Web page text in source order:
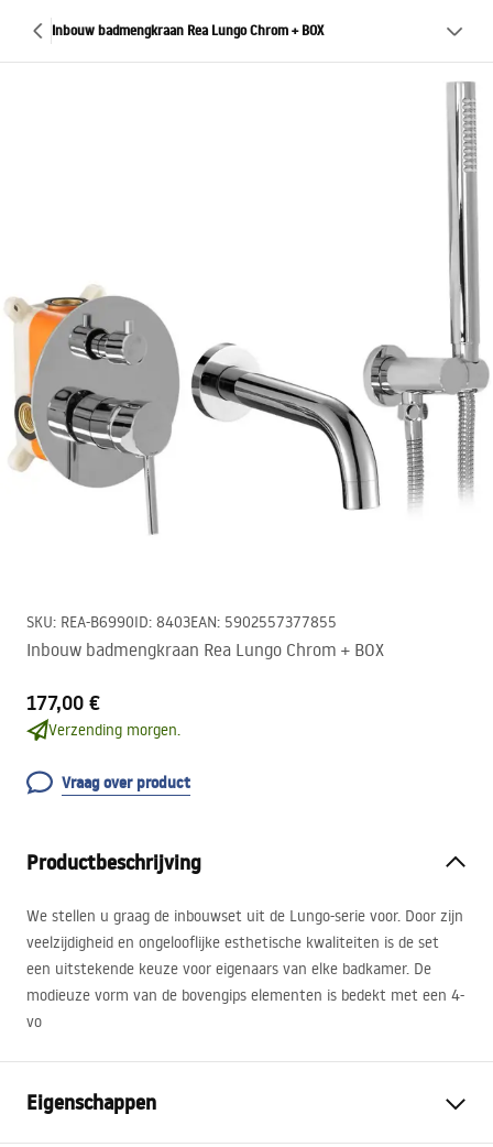
Inbouw badmengkraan Rea Lungo Chrom + BOX
SKU: REA-B6990ID: 8403EAN: 5902557377855
Inbouw badmengkraan Rea Lungo Chrom + BOX
177,00 €
Verzending morgen.
Vraag over product
Productbeschrijving
We stellen u graag de inbouwset uit de Lungo-serie voor. Door zijn
veelzijdigheid en ongelooflijke esthetische kwaliteiten is de set
een uitstekende keuze voor eigenaars van elke badkamer. De
modieuze vorm van de bovengips elementen is bedekt met een 4-
vo
Eigenschappen